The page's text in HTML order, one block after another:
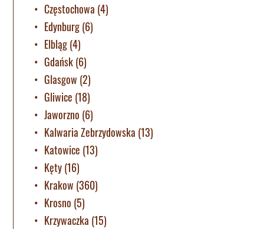
Częstochowa (4)
Edynburg(6)
Elbląg(4)
Gdańsk(6)
Glasgow (2)
Gliwice (18)
Jaworzno (6)
Kalwaria Zebrzydowska (13)
Katowice (13)
Kęty(16)
Krakow (360)
Krosno (5)
Krzywaczka (15)